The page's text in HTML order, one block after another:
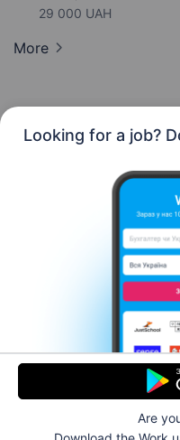
Looking for a job?
Are
29 000 UAH
More
Contact us
Help
© 2006–2026